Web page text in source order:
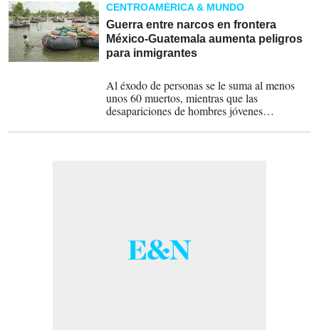
CENTROAMÉRICA & MUNDO
Guerra entre narcos en frontera
México-Guatemala aumenta peligros
para inmigrantes
Al éxodo de personas se le suma al menos
unos 60 muertos, mientras que las
desapariciones de hombres jóvenes
llegar al centenar.